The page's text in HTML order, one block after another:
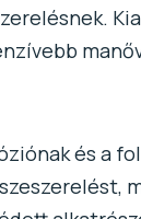
és a